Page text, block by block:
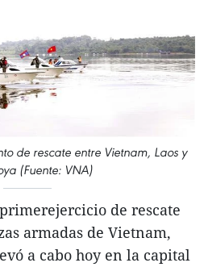
de rescate entre Vietnam, Laos y
(Fuente: VNA)
de rescate
armadas de Vietnam,
a cabo hoy en la capital